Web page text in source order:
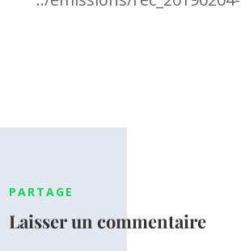
PARTAGE
Laisser un commentaire